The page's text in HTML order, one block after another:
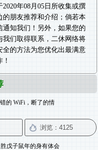
2020年08月05日所收集或撰
朋友推荐和介绍；倘若本
知我们！另外，如果您的
我们取得联系，二休网络将
全的方法为您优化出最满意
的 WiFi，断了的情
戊子鼠年的身有体会